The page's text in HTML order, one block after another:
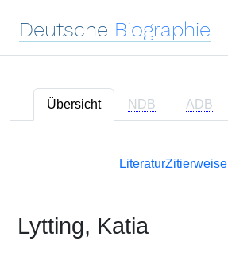
Deutsche Biographie
Übersicht NDB ADB
LiteraturZitierweise
Lytting, Katia